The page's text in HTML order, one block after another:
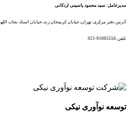
مدیرعامل: سید محمود یاسینی اردکانی
آدرس دفتر مرکزی:تهران،خیابان کریمخان زند،خیابان استاد نجات
تلفن:91005556-021
توسعه نوآوری نیکی